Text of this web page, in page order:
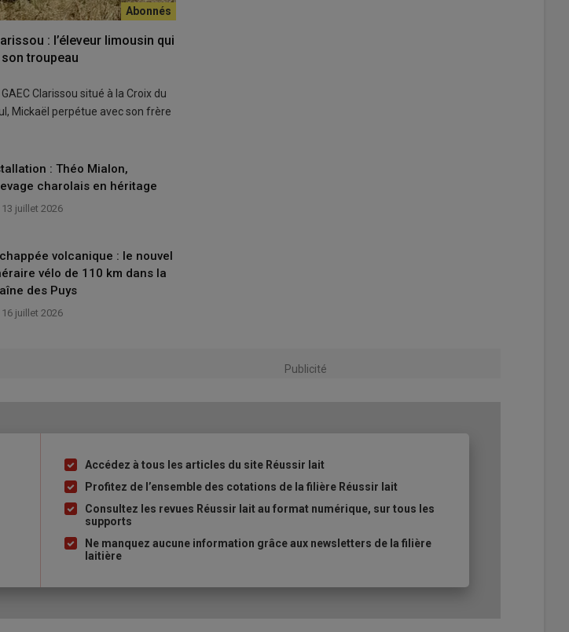
: l’éleveur limousin qui
troupeau
Clarissou situé à la Croix du
Mickaël perpétue avec son frère
: Théo Mialon,
charolais en héritage
13 juillet 2026
volcanique : le nouvel
vélo de 110 km dans la
des Puys
16 juillet 2026
Publicité
Liste
à
puce
Accédez à tous les articles du site Réussir lait
Profitez de l’ensemble des cotations de la filière Réussir lait
Consultez les revues Réussir lait au format numérique, sur tous les
supports
Ne manquez aucune information grâce aux newsletters de la filière
laitière